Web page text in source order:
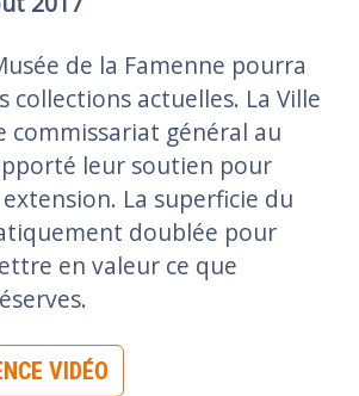
de la Famenne pourra
collections actuelles. La Ville
commissariat général au
leur soutien pour
La superficie du
doublée pour
en valeur ce que
VIDÉO